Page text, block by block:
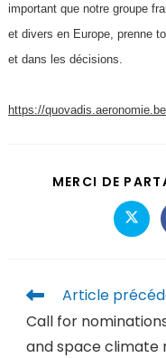
important que notre groupe
et divers en Europe, prenne
et dans les décisions.
https://
MERCI DE
Article
Call for
and space climate